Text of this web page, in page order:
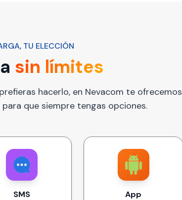
TU ELECCIÓN
sin límites
hacerlo, en Nevacom te ofrecemos
que siempre tengas opciones.
SMS App